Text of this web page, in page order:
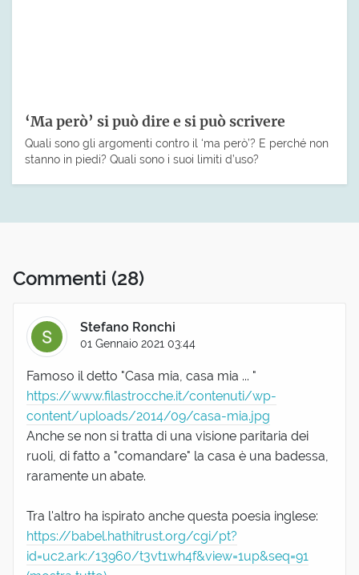
‘Ma però’ si può dire e si può scrivere
Quali sono gli argomenti contro il ‘ma però’? E perché non
stanno in piedi? Quali sono i suoi limiti d’uso?
Commenti (28)
Stefano Ronchi
01 Gennaio 2021 03:44
Famoso il detto "Casa mia, casa mia ... "
https://www.filastrocche.it/contenuti/wp-
content/uploads/2014/09/casa-mia.jpg
Anche se non si tratta di una visione paritaria dei
ruoli, di fatto a "comandare" la casa è una badessa,
raramente un abate.
Tra l'altro ha ispirato anche questa poesia inglese:
https://babel.hathitrust.org/cgi/pt?
id=uc2.ark:/13960/t3vt1wh4f&view=1up&seq=91